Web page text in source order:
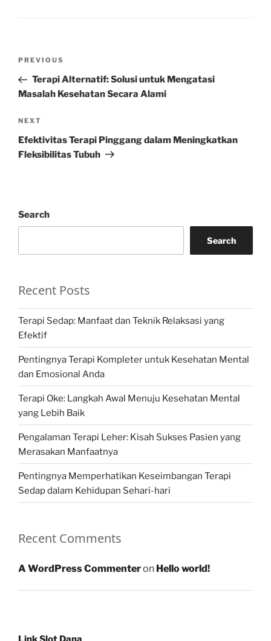
Previous
Post
PREVIOUS
Terapi Alternatif: Solusi untuk Mengatasi
Masalah Kesehatan Secara Alami
Next
Post
NEXT
Efektivitas Terapi Pinggang dalam Meningkatkan
Fleksibilitas Tubuh
Search
Search
Recent Posts
Terapi Sedap: Manfaat dan Teknik Relaksasi yang
Efektif
Pentingnya Terapi Kompleter untuk Kesehatan Mental
dan Emosional Anda
Terapi Oke: Langkah Awal Menuju Kesehatan Mental
yang Lebih Baik
Pengalaman Terapi Leher: Kisah Sukses Pasien yang
Merasakan Manfaatnya
Pentingnya Memperhatikan Keseimbangan Terapi
Sedap dalam Kehidupan Sehari-hari
Recent Comments
A WordPress Commenteron Hello world!